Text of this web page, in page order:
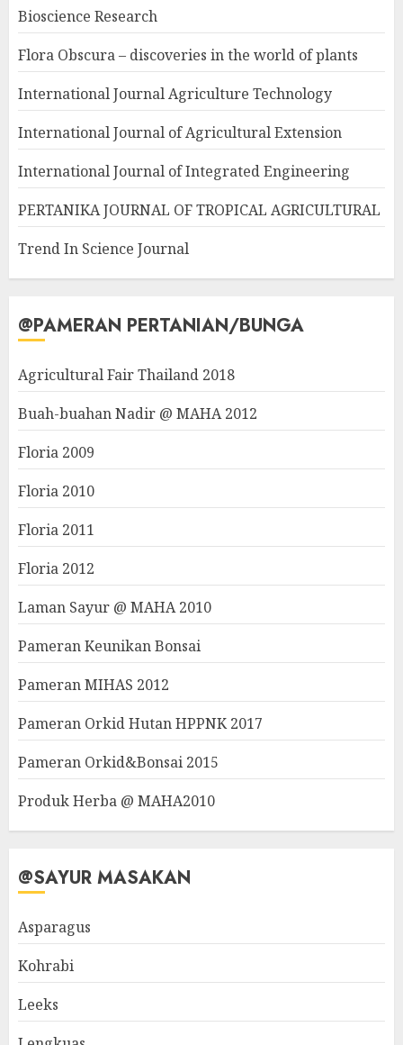
Bioscience Research
Flora Obscura – discoveries in the world of plants
International Journal Agriculture Technology
International Journal of Agricultural Extension
International Journal of Integrated Engineering
PERTANIKA JOURNAL OF TROPICAL AGRICULTURAL
Trend In Science Journal
@PAMERAN PERTANIAN/BUNGA
Agricultural Fair Thailand 2018
Buah-buahan Nadir @ MAHA 2012
Floria 2009
Floria 2010
Floria 2011
Floria 2012
Laman Sayur @ MAHA 2010
Pameran Keunikan Bonsai
Pameran MIHAS 2012
Pameran Orkid Hutan HPPNK 2017
Pameran Orkid&Bonsai 2015
Produk Herba @ MAHA2010
@SAYUR MASAKAN
Asparagus
Kohrabi
Leeks